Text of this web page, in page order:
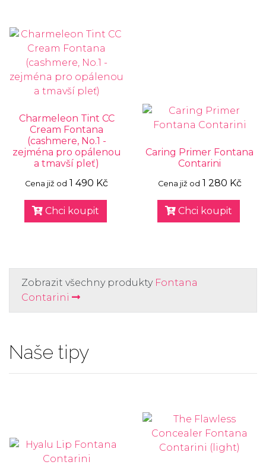
Charmeleon Tint CC
Cream Fontana
(cashmere, No.1 -
zejména pro opálenou
a tmavší pleť)
Cena již od 1 490 Kč
Chci koupit
Caring Primer Fontana
Contarini
Cena již od 1 280 Kč
Chci koupit
Zobrazit všechny produkty Fontana
Contarini
Naše tipy